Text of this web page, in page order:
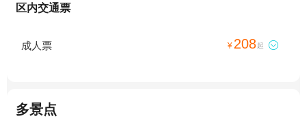
区内交通票
成人票 ¥ 208起 
多景点